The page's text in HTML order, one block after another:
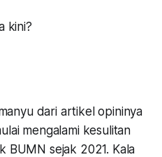
kini?
dari artikel opininya
mengalami kesulitan
BUMN sejak 2021. Kala